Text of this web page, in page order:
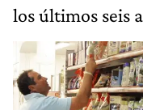
los últimos seis